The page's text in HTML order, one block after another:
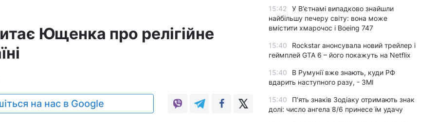
Ющенка про релігійне
на нас в Google
15:42
У Вʼєтнамі випадково знайшли
найбільшу печеру світу: вона може
вмістити хмарочос і Boeing 747
15:40
Rockstar анонсувала новий трейлер і
геймплей GTA 6 – його покажуть на Netflix
15:40
В Румунії вже знають, куди РФ
вдарить наступного разу, - ЗМІ
15:40
П’ять знаків Зодіаку отримають знак
долі: число ангела 8/6 принесе їм удачу